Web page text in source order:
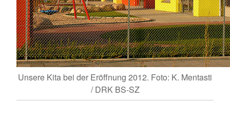
Unsere Kita bei der Eröffnung 2012. Foto: K. Mentasti
/ DRK BS-SZ